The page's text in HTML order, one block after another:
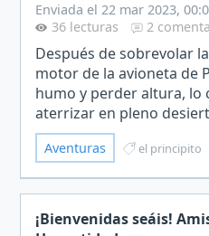
Enviada el 22 mar 2023,
36 lecturas
2
Después de sobrevolar
motor de la avioneta de
humo y perder altura, lo
aterrizar en pleno
empezó a caminar
un mapa y una brúju…
Aventuras el principito
¡Bienvenidas seáis!